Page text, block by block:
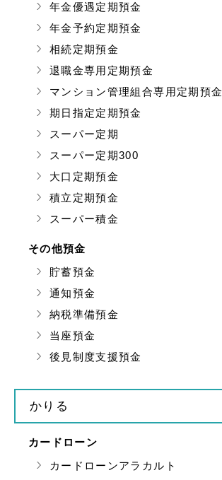
年金優遇定期預金
年金予約定期預金
相続定期預金
退職金専用定期預金
マンション管理組合専用定期預金
期日指定定期預金
スーパー定期
スーパー定期300
大口定期預金
積立定期預金
スーパー積金
その他預金
貯蓄預金
通知預金
納税準備預金
当座預金
後見制度支援預金
かりる
カードローン
カードローンアラカルト